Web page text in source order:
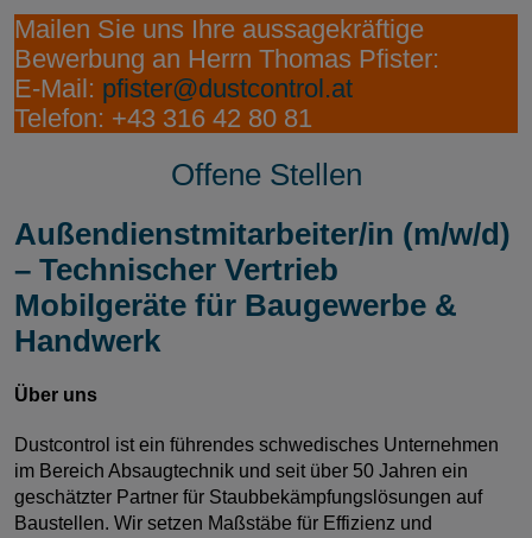
Mailen Sie uns Ihre aussagekräftige
Bewerbung an Herrn Thomas Pfister:
E-Mail: pfister@dustcontrol.at
Telefon: +43 316 42 80 81
Offene Stellen
Außendienstmitarbeiter/in (m/w/d)
– Technischer Vertrieb
Mobilgeräte für Baugewerbe &
Handwerk
Über uns
Dustcontrol ist ein führendes schwedisches Unternehmen
im Bereich Absaugtechnik und seit über 50 Jahren ein
geschätzter Partner für Staubbekämpfungslösungen auf
Baustellen. Wir setzen Maßstäbe für Effizienz und